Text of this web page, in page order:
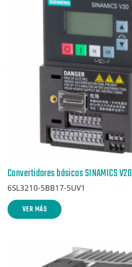
Convertidores básicos SINAMICS V20
6SL3210-5BB17-5UV1
VER MÁS